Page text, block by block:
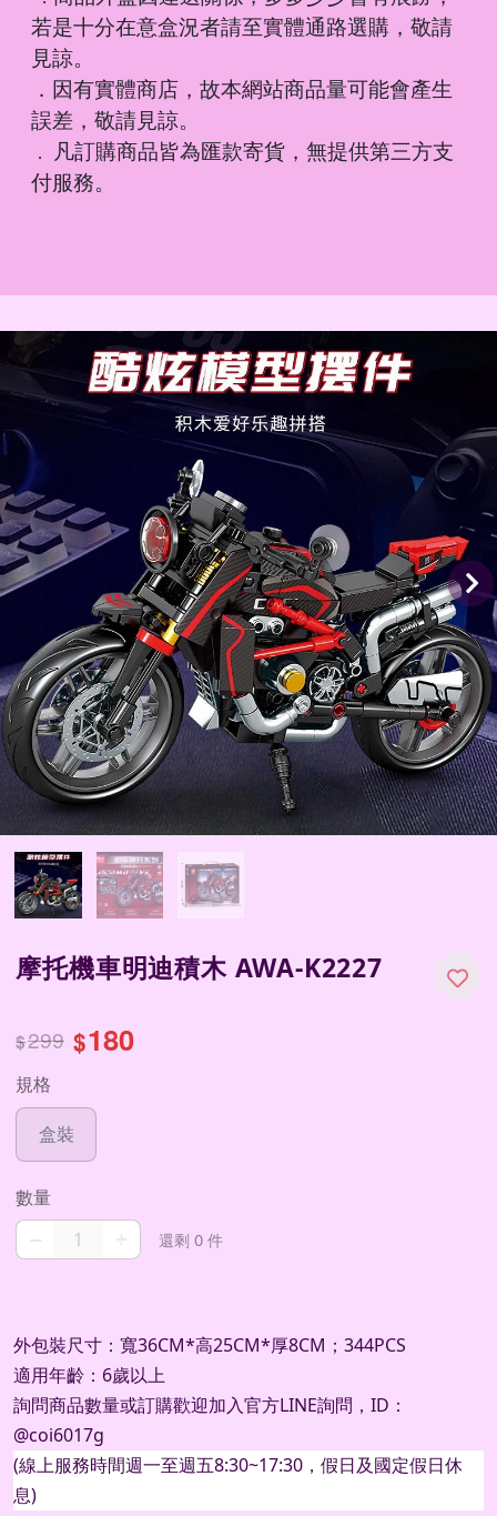
若是十分在意盒況者請至實體通路選購，敬請
見諒。
．因有實體商店，故本網站商品量可能會產生
誤差，敬請見諒。
． 凡訂購商品皆為匯款寄貨，無提供第三方支
付服務。
摩托機車明迪積木 AWA-K2227
$299 $180
規格
盒裝
數量
還剩 0 件
外包裝尺寸：寬36CM*高25CM*厚8CM；344PCS
適用年齡：6歲以上
詢問商品數量或訂購歡迎加入官方LINE詢問， ID ：
@coi6017g
(線上服務時間週一至週五8:30~17:30 ，假日及國定假日休
息)